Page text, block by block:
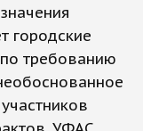
городские
по требованию